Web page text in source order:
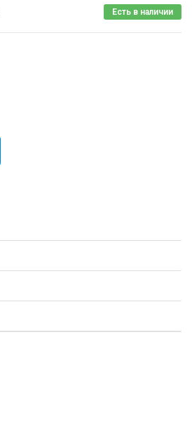
Есть в наличии